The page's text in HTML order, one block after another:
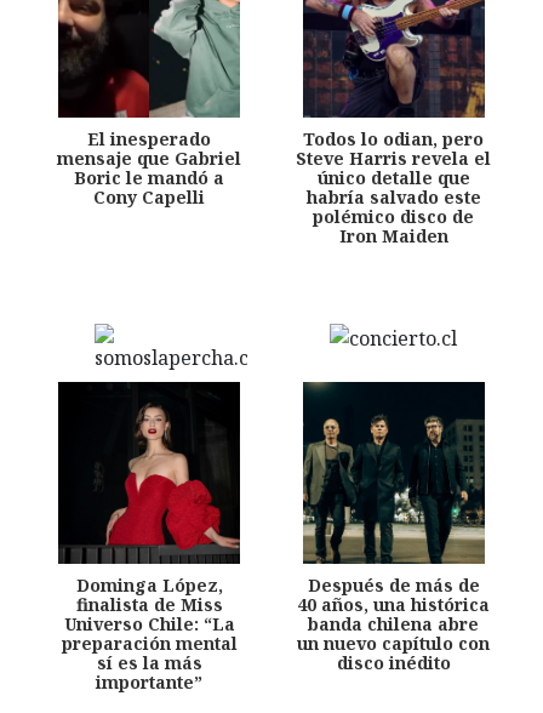
El inesperado
mensaje que Gabriel
Boric le mandó a
Cony Capelli
Todos lo odian, pero
Steve Harris revela el
único detalle que
habría salvado este
polémico disco de
Iron Maiden
Dominga López,
finalista de Miss
Universo Chile: “La
preparación mental
sí es la más
importante”
Después de más de
40 años, una histórica
banda chilena abre
un nuevo capítulo con
disco inédito